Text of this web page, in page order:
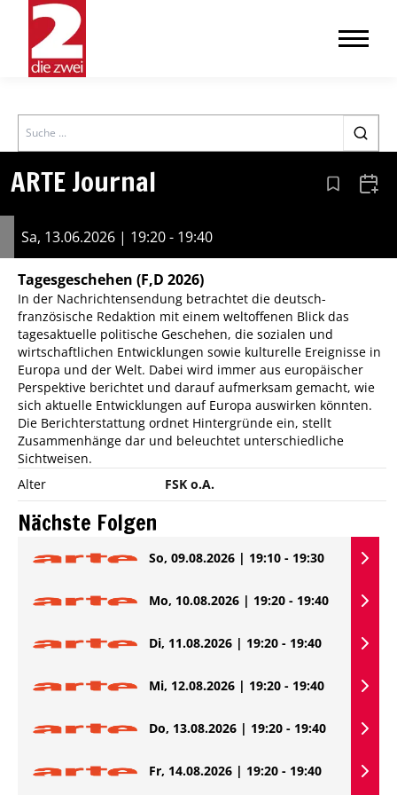
Search
ARTE Journal Aus den
Sa, 13.06.2026 | 19:20 - 19:40
Tagesgeschehen (F,D 2026)
In der Nachrichtensendung betrachtet die deutsch-
französische Redaktion mit einem weltoffenen Blick das
tagesaktuelle politische Geschehen, die sozialen und
wirtschaftlichen Entwicklungen sowie kulturelle Ereignisse in
Europa und der Welt. Dabei wird immer aus europäischer
Perspektive berichtet und darauf aufmerksam gemacht, wie
sich aktuelle Entwicklungen auf Europa auswirken könnten.
Die Berichterstattung ordnet Hintergründe ein, stellt
Zusammenhänge dar und beleuchtet unterschiedliche
Sichtweisen.
Alter
FSK o.A.
Nächste Folgen
So, 09.08.2026 | 19:10 - 19:30
Mo, 10.08.2026 | 19:20 - 19:40
Di, 11.08.2026 | 19:20 - 19:40
Mi, 12.08.2026 | 19:20 - 19:40
Do, 13.08.2026 | 19:20 - 19:40
Fr, 14.08.2026 | 19:20 - 19:40